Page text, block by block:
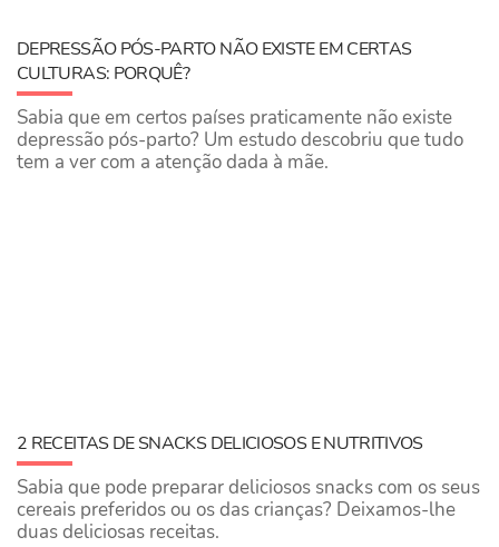
DEPRESSÃO PÓS-PARTO NÃO EXISTE EM CERTAS
CULTURAS: PORQUÊ?
Sabia que em certos países praticamente não existe
depressão pós-parto? Um estudo descobriu que tudo
tem a ver com a atenção dada à mãe.
2 RECEITAS DE SNACKS DELICIOSOS E NUTRITIVOS
Sabia que pode preparar deliciosos snacks com os seus
cereais preferidos ou os das crianças? Deixamos-lhe
duas deliciosas receitas.